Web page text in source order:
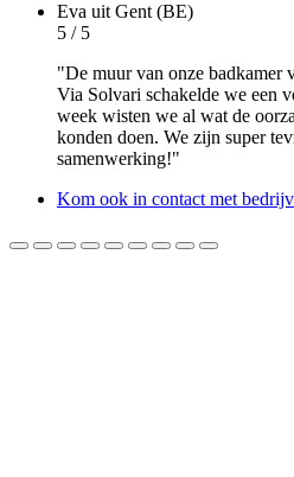
Eva uit Gent (BE)
5 / 5
"De muur van onze badkamer
Via Solvari schakelde we een
week wisten we al wat de
konden doen. We zijn super
samenwerking!"
Kom ook in contact met